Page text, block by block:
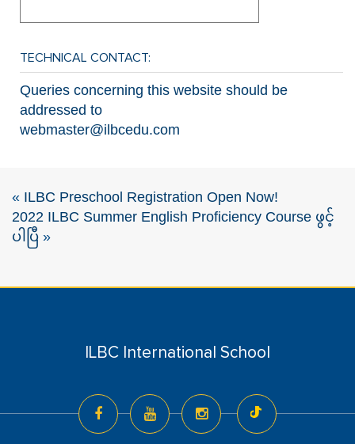
TECHNICAL CONTACT:
Queries concerning this website should be
addressed to
webmaster@ilbcedu.com
« ILBC Preschool Registration Open Now!
2022 ILBC Summer English Proficiency Course ဖွင့်
ပါပြီ »
ILBC International School